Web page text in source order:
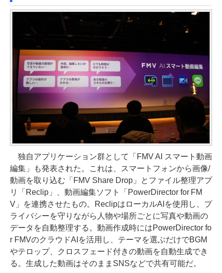
独自アプリケーション群として「FMV AI スマート動画
編集」も発表された。これは、スマートフォンから画像/
動画を取り込む「FMV Share Drop」とファイル整理アプ
リ「Reclip」、動画編集ソフト「PowerDirector for FM
V」を連携させたもの。ReclipはローカルAIを使用し、プ
ライバシーを守りながら人物や場所ごとに写真や動画の
データを自動整理する。動画作成時にはPowerDirector fo
r FMVのクラウドAIを活用し、テーマを選ぶだけでBGM
やテロップ、クロスフェード付きの動画を自動生成でき
る。生成した動画はそのままSNSなどで共有可能だ。